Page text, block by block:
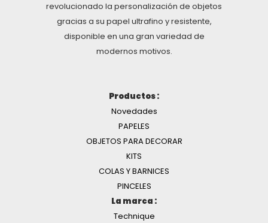
revolucionado la personalización de objetos
gracias a su papel ultrafino y resistente,
disponible en una gran variedad de
modernos motivos.
Productos :
Novedades
PAPELES
OBJETOS PARA DECORAR
KITS
COLAS Y BARNICES
PINCELES
La marca :
Technique